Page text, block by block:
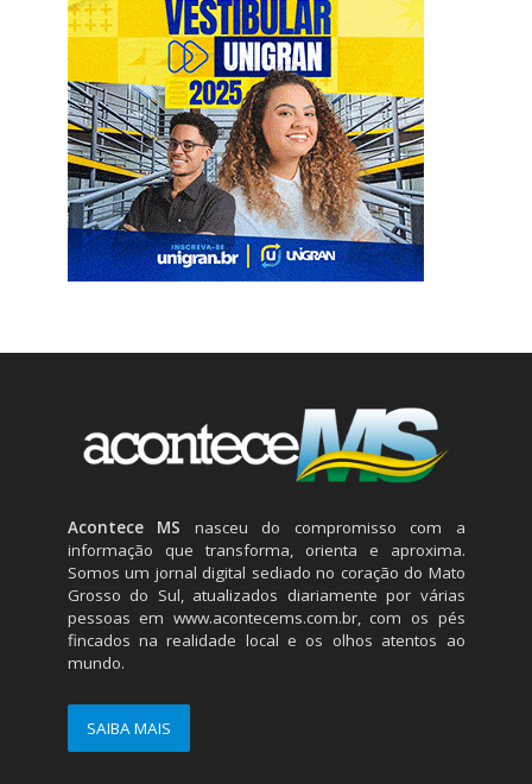
Acontece MS nasceu do compromisso com a
informação que transforma, orienta e aproxima.
Somos um jornal digital sediado no coração do Mato
Grosso do Sul, atualizados diariamente por várias
pessoas em www.acontecems.com.br, com os pés
fincados na realidade local e os olhos atentos ao
mundo.
SAIBA MAIS